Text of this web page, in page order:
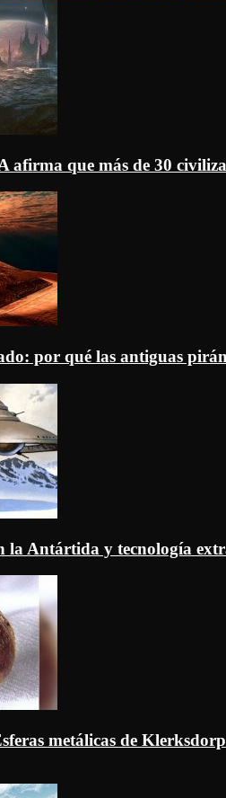
afirma que más de 30
por qué las antiguas
la Antártida y tecnología
metálicas de Klerksdorp